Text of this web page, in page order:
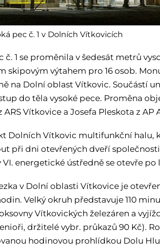
pec č. 1 v Dolních Vítkovicích
č. 1 se proměnila v šedesát metrů
skipovým výtahem pro 16 osob.
na Dolní oblast Vítkovic. Součástí
do těla vysoké pece. Proměna
ARS Vítkovice a Josefa Pleskota z AP
Dolních Vítkovic multifunkční halu,
při dni otevřených dveří
VI. energetické ústředně se otevře
v Dolní oblasti Vítkovice je
hodin. Velký okruh představuje 110
Vítkovických železáren a
držitelé vybr. průkazů 90 Kč).
hodinovou prohlídkou Dolu